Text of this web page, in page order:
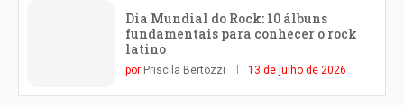
Dia Mundial do Rock: 10 álbuns
fundamentais para conhecer o rock
latino
por Priscila Bertozzi 13 de julho de 2026